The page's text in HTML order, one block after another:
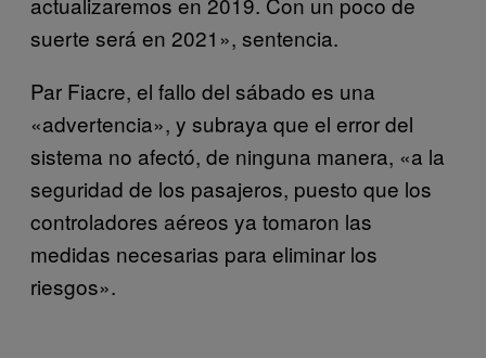
suerte será en 2021», sentencia.
Par Fiacre, el fallo del sábado es una
«advertencia», y subraya que el error del
sistema no afectó, de ninguna manera, «a la
seguridad de los pasajeros, puesto que los
controladores aéreos ya tomaron las
medidas necesarias para eliminar los
riesgos».